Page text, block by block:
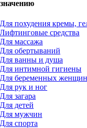
Для похудения кремы,
Лифтинговые средства
Для массажа
Для обертываний
Для ванны и душа
Для интимной гигиены
Для беременных женщин
Для рук и ног
Для загара
Для детей
Для мужчин
Для спорта